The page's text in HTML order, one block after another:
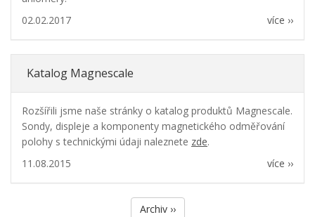
více ››
02.02.2017
Katalog Magnescale
Rozšířili jsme naše stránky o katalog produktů Magnescale.
Sondy, displeje a komponenty magnetického odměřování
polohy s technickými údaji naleznete zde.
více ››
11.08.2015
Archiv ››